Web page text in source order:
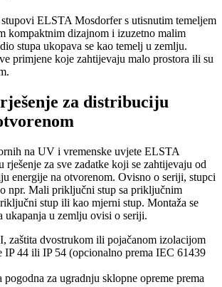
ELSTA Mosdorfer s utisnutim temeljem
kompaktnim dizajnom i izuzetno malim
stupa ukopava se kao temelj u zemlju.
primjene koje zahtijevaju malo prostora ili su
za distribuciju
na UV i vremenske uvjete ELSTA
rješenje za sve zadatke koji se zahtijevaju od
energije na otvorenom. Ovisno o seriji, stupci
npr. Mali priključni stup sa priključnim
stup ili kao mjerni stup. Montaža se
ukapanja u zemlju ovisi o seriji.
zaštita dvostrukom ili pojačanom izolacijom
IP 44 ili IP 54 (opcionalno prema IEC 61439
pogodna za ugradnju sklopne opreme prema